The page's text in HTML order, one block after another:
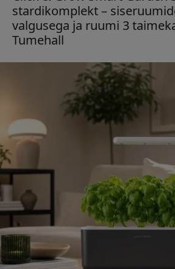
stardikomplekt –
valgusega ja ruumi 3
Tumehall